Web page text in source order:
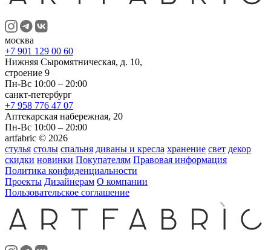
москва
+7 901 129 00 60
Нижняя Сыромятническая, д. 10,
строение 9
Пн-Вс 10:00 – 20:00
санкт-петербург
+7 958 776 47 07
Аптекарская набережная, 20
Пн-Вс 10:00 – 20:00
artfabric © 2026
стулья столы спальня диваны и кресла хранение свет декор
скидки новинки Покупателям Правовая информация
Политика конфиденциальности
Проекты Дизайнерам О компании
Пользовательское соглашение